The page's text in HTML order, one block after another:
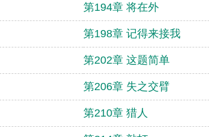
第194章 将在外
第198章 记得来接我
第202章 这题简单
第206章 失之交臂
第210章 猎人